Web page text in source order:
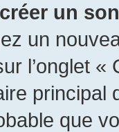
un
un
l’onglet
principal
que